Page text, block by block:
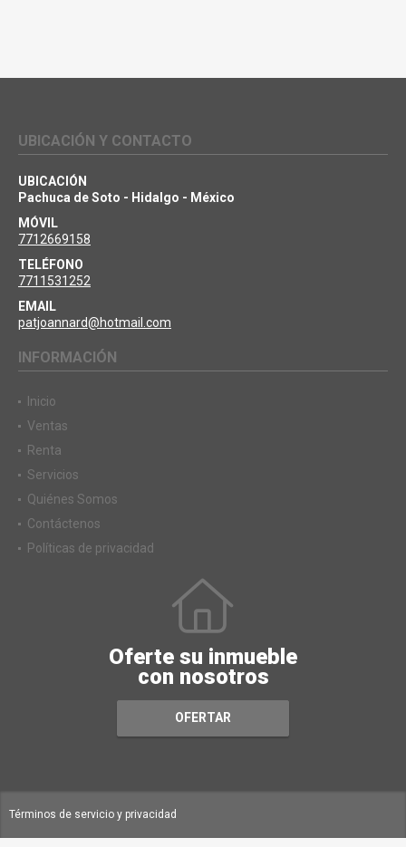
UBICACIÓN Y CONTACTO
UBICACIÓN
Pachuca de Soto - Hidalgo - México
MÓVIL
7712669158
TELÉFONO
7711531252
EMAIL
patjoannard@hotmail.com
INFORMACIÓN
Inicio
Ventas
Renta
Servicios
Quiénes Somos
Contáctenos
Políticas de privacidad
Oferte su inmueble
con nosotros
OFERTAR
Términos de servicio y privacidad